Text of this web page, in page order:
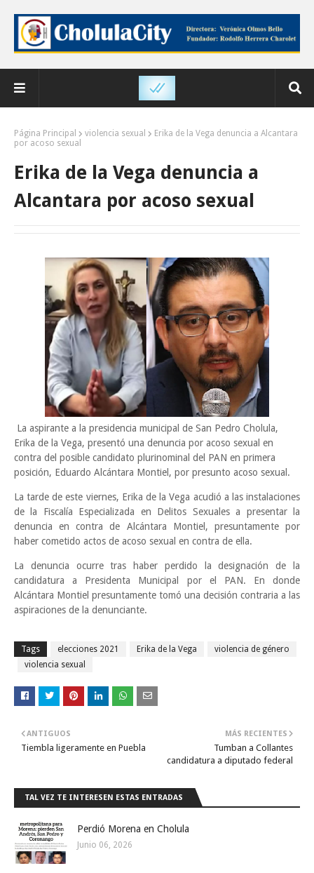
Página Principal violencia sexual
Erika de la Vega denuncia a Alcantara
por acoso sexual
Erika de la Vega denuncia a
Alcantara por acoso sexual
La aspirante a la presidencia municipal de San Pedro Cholula,
Erika de la Vega, presentó una denuncia por acoso sexual en
contra del posible candidato plurinominal del PAN en primera
posición, Eduardo Alcántara Montiel, por presunto acoso sexual.
La tarde de este viernes, Erika de la Vega acudió a las instalaciones
de la Fiscalía Especializada en Delitos Sexuales a presentar la
denuncia en contra de Alcántara Montiel, presuntamente por
haber cometido actos de acoso sexual en contra de ella.
La denuncia ocurre tras haber perdido la designación de la
candidatura a Presidenta Municipal por el PAN. En donde
Alcántara Montiel presuntamente tomó una decisión contraria a las
aspiraciones de la denunciante.
Tags elecciones 2021 Erika de la Vega
violencia de género
violencia sexual
MÁS RECIENTES
Tumban a Collantes
candidatura a diputado federal
ANTIGUOS
Tiembla ligeramente en Puebla
TAL VEZ TE INTERESEN ESTAS ENTRADAS
Perdió Morena en Cholula
Junio 06, 2026